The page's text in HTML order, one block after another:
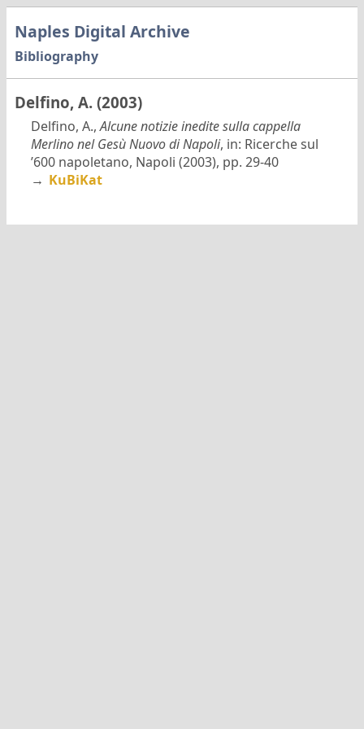
Naples Digital Archive
Bibliography
Delfino, A. (2003)
Delfino, A.,Alcune notizie inedite sulla cappella
Merlino nel Gesù Nuovo di Napoli, in: Ricerche sul
’600 napoletano, Napoli (2003), pp. 29-40
→ KuBiKat